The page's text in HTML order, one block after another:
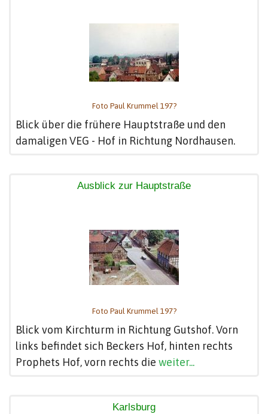
Foto Paul Krummel 197?
Blick über die frühere Hauptstraße und den
damaligen VEG - Hof in Richtung Nordhausen.
Ausblick zur Hauptstraße
Foto Paul Krummel 197?
Blick vom Kirchturm in Richtung Gutshof. Vorn
links befindet sich Beckers Hof, hinten rechts
Prophets Hof, vorn rechts die weiter...
Karlsburg